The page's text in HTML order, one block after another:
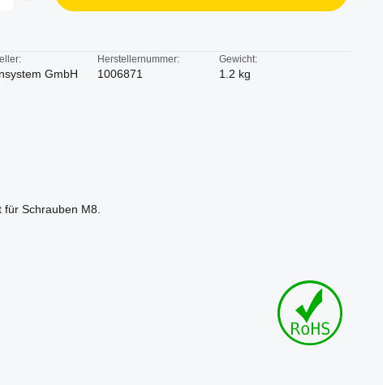
GmbH
Herstellernummer:
1006871
Gewicht:
1.2 kg
für Schrauben M8.